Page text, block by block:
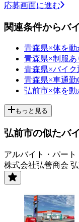
応募画面に進む
関連条件からバ
青森県×体を動
青森県×制服あ
青森県×バイク
青森県×車通勤
弘前市×体を動
もっと見る
弘前市の似たバ
アルバイト・パート
株式会社弘善商会